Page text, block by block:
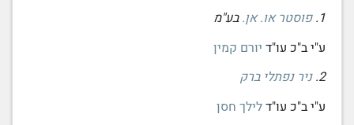
1. פוסטר או. אן. בע"מ
ע"י ב"כ עו"ד יורם קמין
2. ניר נפתלי ברק
ע"י ב"כ עו"דלילך חסן